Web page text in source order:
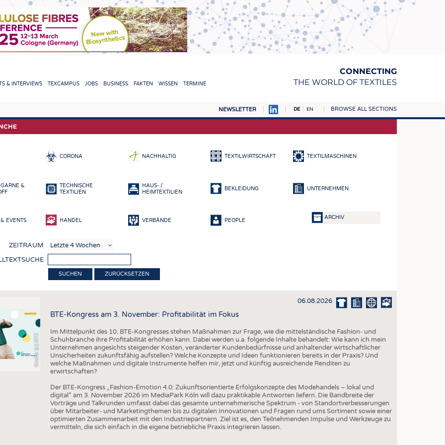
CONNECTING
THE WORLD OF TEXTILES
& INTERVIEWS TEXCAMPUS JOBS BUSINESS FAKTEN WISSEN TERMINE
NEWSLETTER DE EN BROWSE ALL SECTIONS
TEXTILE LEADERSHIP FASERN
GEWEBE
VLIESSTOFFE
NACHHALTIGKEIT
KREISLAUFWIRTSCHAFT
TECHNISCHE TEXTILIEN
SMART TEXTILES
MEDIZIN
HAUS- UND HEIMTEXTILIEN
BEKLEIDUNG
TESTS
CORONA NACHHALTIG TEXTILWIRTSCHAFT TEXTILMASCHINEN
&
TECHNISCHE
TEXTILIEN
HAUS- /
HEIMTEXTILIEN
BEKLEIDUNG UNTERNEHMEN
EVENTS HANDEL VERBÄNDE PEOPLE ARCHIV
ZEITRAUM
ZURÜCKSETZEN
Grafik (c) BTE
06.08.2026
BTE-Kongress am 3. November: Profitabilität im Fokus
Im Mittelpunkt des 10. BTE-Kongresses stehen Maßnahmen zur Frage, wie die mittelständische Fashion- und
Schuhbranche ihre Profitabilität erhöhen kann. Dabei werden u.a. folgende Inhalte behandelt: Wie kann ich mein
Unternehmen angesichts steigender Kosten, veränderter Kundenbedürfnisse und anhaltender wirtschaftlicher
Unsicherheiten zukunftsfähig aufstellen? Welche Konzepte und Ideen funktionieren bereits in der Praxis? Und
welche Maßnahmen und digitale Instrumente helfen mir, jetzt und künftig ausreichende Renditen zu
erwirtschaften?
Der BTE-Kongress „Fashion-Emotion 4.0: Zukunftsorientierte Erfolgskonzepte des Modehandels – lokal und
digital“ am 3. November 2026 im MediaPark Köln will dazu praktikable Antworten liefern. Die Bandbreite der
Vorträge und Talkrunden umfasst dabei das gesamte unternehmerische Spektrum - von Standortverbesserungen
über Mitarbeiter- und Marketingthemen bis zu digitalen Innovationen und Fragen rund ums Sortiment sowie einer
optimierten Zusammenarbeit mit den Industriepartnern. Ziel ist es, den Teilnehmenden Impulse und Werkzeuge zu
vermitteln, die sich einfach in die eigene betriebliche Praxis integrieren lassen.